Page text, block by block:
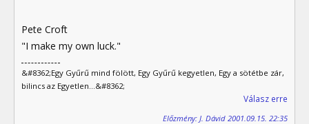
Pete Croft
"I make my own luck."
&#8362;Egy Gyűrű mind fölött, Egy Gyűrű kegyetlen, Egy a sötétbe zár,
bilincs az Egyetlen...&#8362;
Válasz erre
Előzmény: J. Dávid 2001.09.15. 22:35